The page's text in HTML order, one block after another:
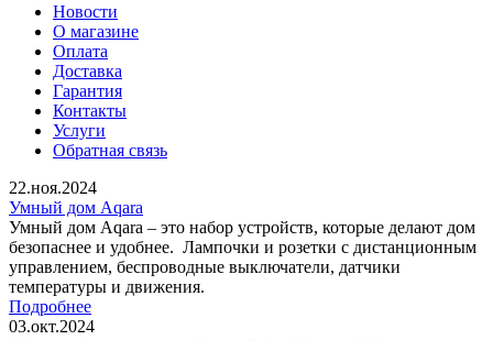
Новости
О магазине
Оплата
Доставка
Гарантия
Контакты
Услуги
Обратная связь
22.ноя.2024
Умный дом Aqara
Умный дом Aqara – это набор устройств, которые делают дом
безопаснее и удобнее. Лампочки и розетки с дистанционным
управлением, беспроводные выключатели, датчики
температуры и движения.
Подробнее
03.окт.2024